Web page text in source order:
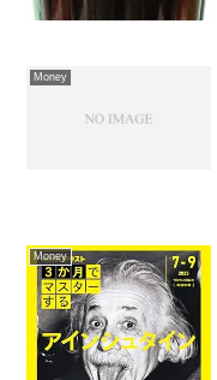
Money
Money